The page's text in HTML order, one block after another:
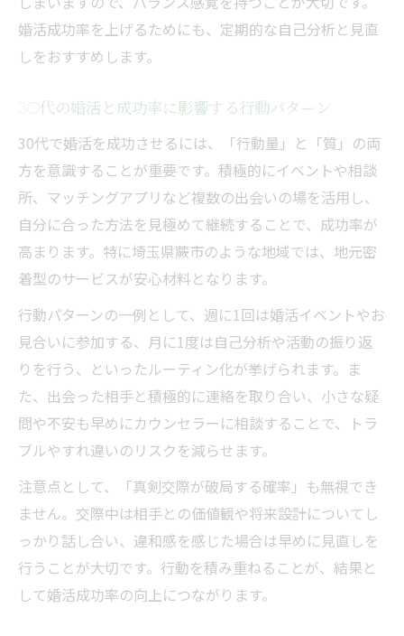
婚活成功率を上げるためにも、定期的な自己分析と見直
しをおすすめします。
30代の婚活と成功率に影響する行動パターン
30代で婚活を成功させるには、「行動量」と「質」の両
方を意識することが重要です。積極的にイベントや相談
所、マッチングアプリなど複数の出会いの場を活用し、
自分に合った方法を見極めて継続することで、成功率が
高まります。特に埼玉県蕨市のような地域では、地元密
着型のサービスが安心材料となります。
行動パターンの一例として、週に1回は婚活イベントやお
見合いに参加する、月に1度は自己分析や活動の振り返
りを行う、といったルーティン化が挙げられます。ま
た、出会った相手と積極的に連絡を取り合い、小さな疑
問や不安も早めにカウンセラーに相談することで、トラ
ブルやすれ違いのリスクを減らせます。
注意点として、「真剣交際が破局する確率」も無視でき
ません。交際中は相手との価値観や将来設計についてし
っかり話し合い、違和感を感じた場合は早めに見直しを
行うことが大切です。行動を積み重ねることが、結果と
して婚活成功率の向上につながります。